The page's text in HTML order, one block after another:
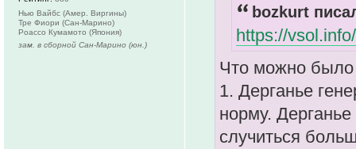
bozkurt
https://
Что можно было
1. Дерганье
норму. Дерганье
случиться
Нью Вайбс (Амер. Виргины)
Тре Фиори (Сан-Марино)
Роассо Кумамото (Япония)
зам. в сборной Сан-Марино (юн.)